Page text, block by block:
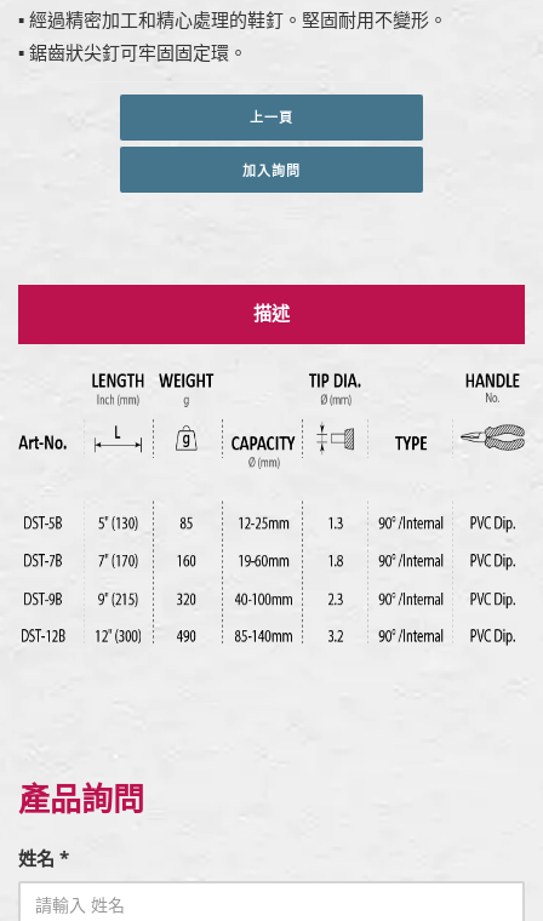
▪ 經過精密加工和精心處理的鞋釘。堅固耐用不變形。
▪ 鋸齒狀尖釘可牢固固定環。
上一頁
加入詢問
描述
產品詢問
姓名 *